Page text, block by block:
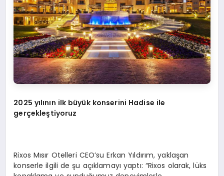
2025 yılının ilk büyük konserini Hadise ile
gerçekleştiyoruz
Rixos Mısır Otelleri CEO’su Erkan Yıldırım, yaklaşan
konserle ilgili de şu açıklamayı yaptı: “Rixos olarak, lüks